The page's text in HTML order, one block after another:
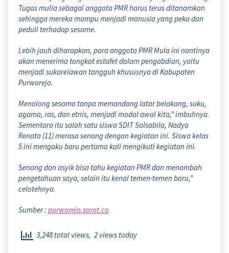
Tugas mulia sebagai anggota PMR harus terus ditanamkan
sehingga mereka mampu menjadi manusia yang peka dan
peduli terhadap sesame.
Lebih jauh diharapkan, para anggota PMR Mula ini nantinya
akan menerima tongkat estafet dalam pengabdian, yaitu
menjadi sukarelawan tangguh khususnya di Kabupaten
Purworejo.
Menolong sesama tanpa memandang latar belakang, suku,
agama, ras, dan etnis, menjadi modal awal kita,” imbuhnya.
Sementara itu salah satu siswa SDIT Salsabila, Nadya
Renata (11) merasa senang dengan kegiatan ini. Siswa kelas
5 ini mengaku baru pertama kali mengikuti kegiatan ini.
Senang dan asyik bisa tahu kegiatan PMR dan menambah
pengetahuan saya, selain itu kenal temen-temen baru,”
celotehnya.
Sumber : purworejo.sorot.co
3,248 total views, 2 views today